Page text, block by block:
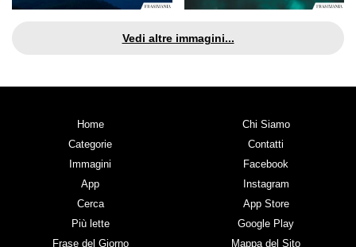
Vedi altre immagini...
Home
Categorie
Immagini
App
Cerca
Più lette
Frase del Giorno
Chi Siamo
Contatti
Facebook
Instagram
App Store
Google Play
Mappa del Sito